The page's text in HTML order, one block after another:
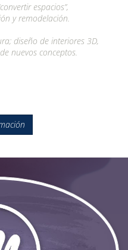
espacios”,
y remodelación.
diseño de interiores 3D,
nuevos conceptos.